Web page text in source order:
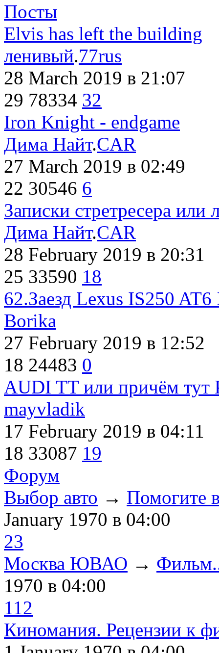
Посты
Elvis has left the building
ленивый.77rus
28 March 2019 в 21:07
29 78334 32
Iron Knight - endgame
Дима Найт.CAR
27 March 2019 в 02:49
22 30546 6
Записки стретресера или
Дима Найт.CAR
28 February 2019 в 20:31
25 33590 18
62.Заезд Lexus IS250
Borika
27 February 2019 в 12:52
18 24483 0
AUDI TT или причём тут
mayvladik
17 February 2019 в 04:11
18 33087 19
Форум
Выбор авто → Помогите
January 1970 в 04:00
23
Москва ЮВАО →
1970 в 04:00
112
Киномания. Рецензии к